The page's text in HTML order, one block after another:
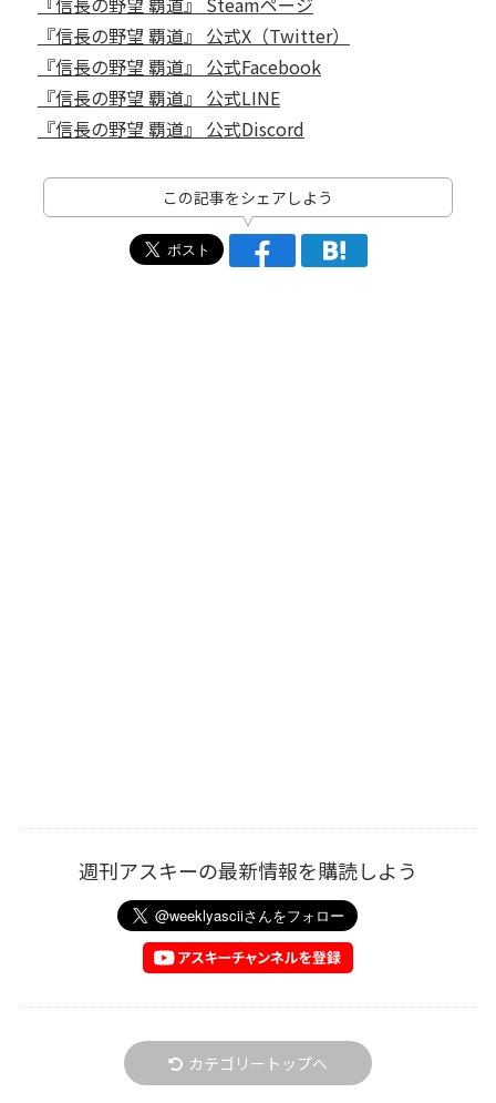
『信長の野望 覇道』 公式X（Twitter）
『信長の野望 覇道』 公式Facebook
『信長の野望 覇道』 公式LINE
『信長の野望 覇道』 公式Discord
この記事をシェアしよう
週刊アスキーの最新情報を購読しよう
カテゴリートップへ